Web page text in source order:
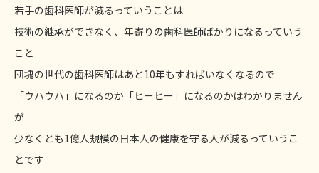
若手の歯科医師が減るっていうことは
技術の継承ができなく、年寄りの歯科医師ばかりになるっていう
こと
団塊の世代の歯科医師はあと10年もすればいなくなるので
「ウハウハ」になるのか「ヒーヒー」になるのかはわかりません
が
少なくとも1億人規模の日本人の健康を守る人が減るっていうこ
とです